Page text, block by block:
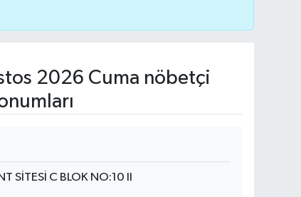
2026 Cuma nöbetçi
SİTESİ C BLOK NO:10 II